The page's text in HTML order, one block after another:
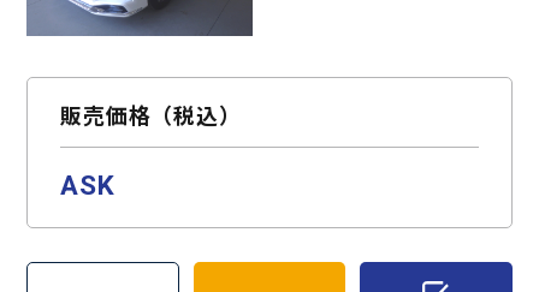
販売価格（税込）
ASK